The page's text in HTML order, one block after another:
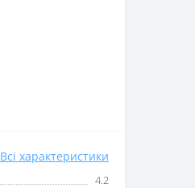
Всі характеристики
4.2